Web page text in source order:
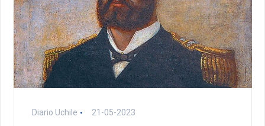
Diario Uchile 21-05-2023